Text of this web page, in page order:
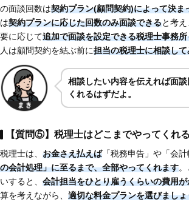
の面談回数は契約プラン(顧問契約)によって決ま
は契約プランに応じた回数のみ面談できると考
要に応じて追加で面談を設定できる税理士事務
人は顧問契約を結ぶ前に担当の税理士に相談し
相談したい内容を伝えれば面
くれるはずだよ。
【質問⑤】税理士はどこまでやってくれ
税理士は、 お金さえ払えば「税務申告」や「会
の会計処理」に至るまで、全部やってくれます
いすると、 会計担当をひとり雇うくらいの費用
算を考えながら、 適切な料金プランを選びましょ